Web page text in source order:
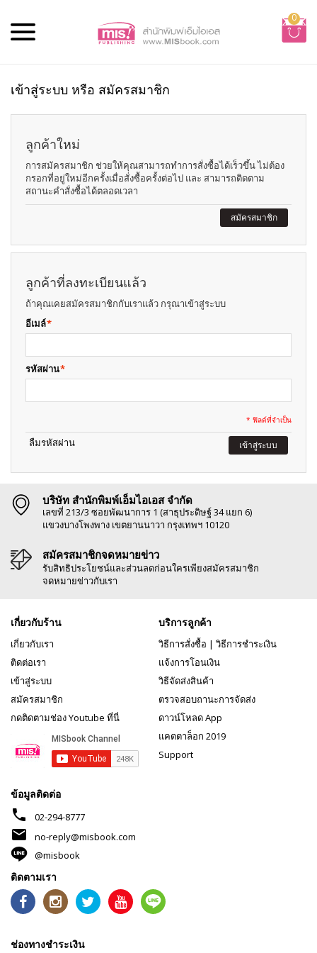
0
เข้าสู่ระบบ หรือ สมัครสมาชิก
ลูกค้าใหม่
การสมัครสมาชิก ช่วยให้คุณสามารถทำการสั่งซื้อได้เร็วขึ้น ไม่ต้อง
กรอกที่อยู่ใหม่อีกครั้งเมื่อสั่งซื้อครั้งต่อไป และ สามารถติดตาม
สถานะคำสั่งซื้อได้ตลอดเวลา
สมัครสมาชิก
ลูกค้าที่ลงทะเบียนแล้ว
ถ้าคุณเคยสมัครสมาชิกกับเราแล้ว กรุณาเข้าสู่ระบบ
*
อีเมล์
*
รหัสผ่าน
* ฟิลด์ที่จำเป็น
ลืมรหัสผ่าน เข้าสู่ระบบ
บริษัท สำนักพิมพ์เอ็มไอเอส จำกัด
เลขที่ 213/3 ซอยพัฒนาการ 1 (สาธุประดิษฐ์ 34 แยก 6)
แขวงบางโพงพาง เขตยานนาวา กรุงเทพฯ 10120
สมัครสมาชิกจดหมายข่าว
รับสิทธิประโยชน์และส่วนลดก่อนใครเพียงสมัครสมาชิก
จดหมายข่าวกับเรา
เกี่ยวกับร้าน
เกี่ยวกับเรา
ติดต่อเรา
เข้าสู่ระบบ
สมัครสมาชิก
กดติดตามช่อง Youtube ที่นี่
บริการลูกค้า
วิธีการสั่งซื้อ | วิธีการชำระเงิน
แจ้งการโอนเงิน
วิธีจัดส่งสินค้า
ตรวจสอบถานะการจัดส่ง
ดาวน์โหลด App
แคตตาล็อก 2019
Support
ข้อมูลติดต่อ
phone 02-294-8777
mail
no-reply@misbook.com
@misbook
ติดตามเรา
ช่องทางชำระเงิน